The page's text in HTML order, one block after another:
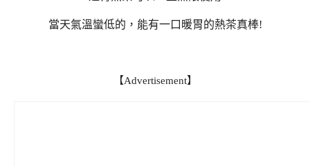
當天氣溫蠻低的，能有一口暖胃的熱茶真棒!
【Advertisement】